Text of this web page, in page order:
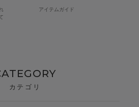
アイテムガイド
カテゴリ